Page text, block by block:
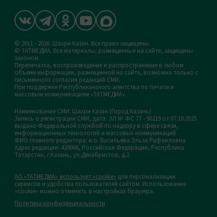
© 2011 - 2026. Шахри Казан. Все права защищены.
© ТАТМЕДИА. Все материалы, размещенные на сайте, защищены
законом.
Перепечатка, воспроизведение и распространение в любом
объеме информации, размещенной на сайте, возможна только с
письменного согласия редакций СМИ.
При поддержке Республиканского агентства по печати и
массовым коммуникациям «ТАТМЕДИА».
Наименование СМИ: Шахри Казан (Город Казань)
Запись о регистрации СМИ, дата: ЭЛ № ФС 77 - 90219 от 07.10.2025
выдано Федеральной службой по надзору в сфере связи,
информационных технологий и массовых коммуникаций
ФИО главного редактора: и.о. Васильева Эльза Рафаиловна
Адрес редакции: 420066, Российская Федерация, Республика
Татарстан, г.Казань, ул.Декабристов, д.2
АО «ТАТМЕДИА» использует «cookie» для персонализации
сервисов и удобства пользователей сайтом. Использование
«cookie» можно отменить в настройках браузера.
Политика конфиденциальности